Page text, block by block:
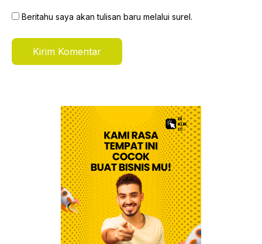
Beritahu saya akan tulisan baru melalui surel.